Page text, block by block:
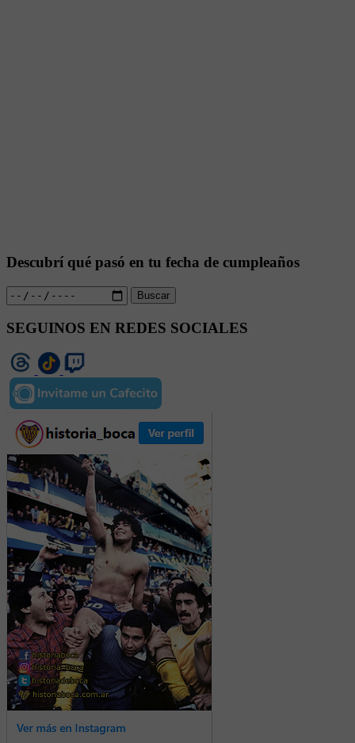
Descubrí qué pasó en tu fecha de cumpleaños
Buscar
SEGUINOS EN REDES SOCIALES